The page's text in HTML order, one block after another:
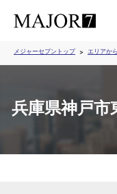
メジャーセブントップ エリアか
兵庫県神戸